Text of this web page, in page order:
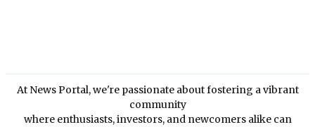
At News Portal, we're passionate about fostering a vibrant
community
where enthusiasts, investors, and newcomers alike can